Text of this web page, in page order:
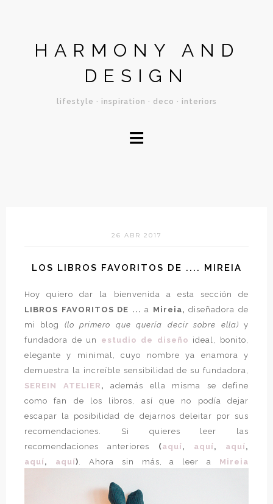
HARMONY AND
DESIGN
lifestyle · inspiration · deco · interiors
≡
26 ABR 2017
LOS LIBROS FAVORITOS DE .... MIREIA
Hoy quiero dar la bienvenida a esta sección de
LIBROS FAVORITOS DE ... a Mireia, diseñadora de
mi blog (lo primero que quería decir sobre ella) y
fundadora de un estudio de diseño ideal, bonito,
elegante y minimal, cuyo nombre ya enamora y
demuestra la increíble sensibilidad de su fundadora,
SEREIN ATELIER , además ella misma se define
como fan de los libros, así que no podía dejar
escapar la posibilidad de dejarnos deleitar por sus
recomendaciones. Si quieres leer las
recomendaciones anteriores (aquí , aquí , aquí ,
aquí , aquí). Ahora sin más, a leer a Mireia